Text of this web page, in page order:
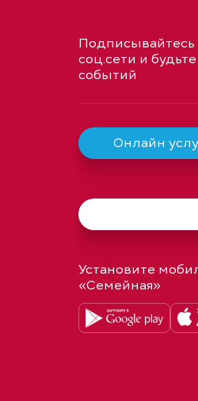
соц.сети и
событий
Онлайн
Установите
«Семейная»